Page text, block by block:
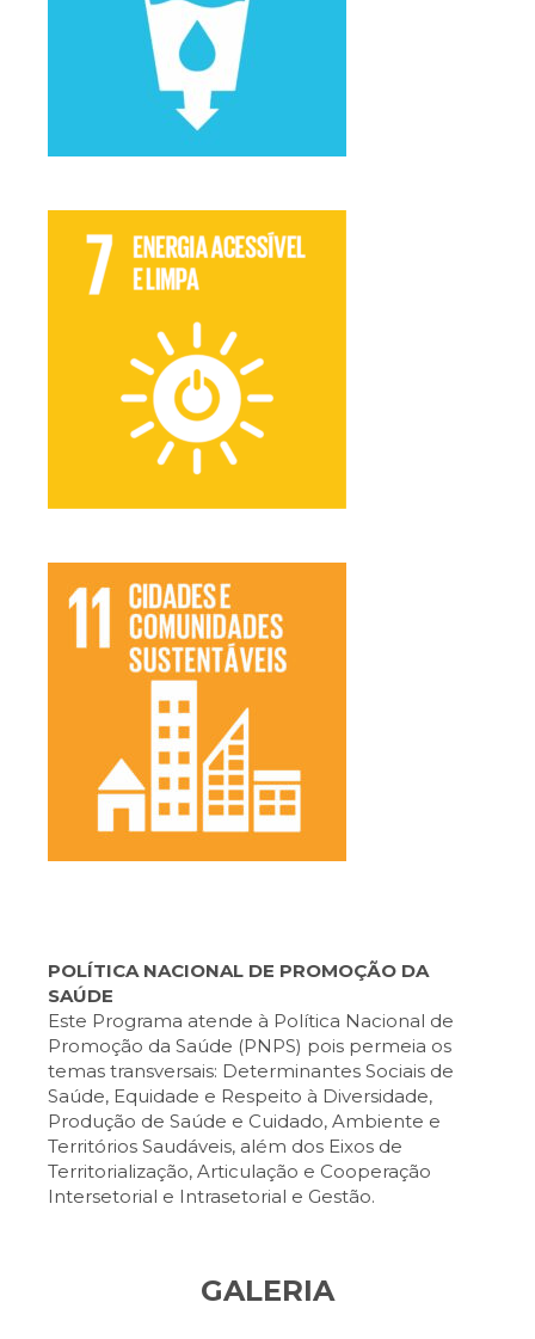
POLÍTICA NACIONAL DE PROMOÇÃO DA
SAÚDE
Este Programa atende à Política Nacional de
Promoção da Saúde (PNPS) pois permeia os
temas transversais: Determinantes Sociais de
Saúde, Equidade e Respeito à Diversidade,
Produção de Saúde e Cuidado, Ambiente e
Territórios Saudáveis, além dos Eixos de
Territorialização, Articulação e Cooperação
Intersetorial e Intrasetorial e Gestão.
GALERIA